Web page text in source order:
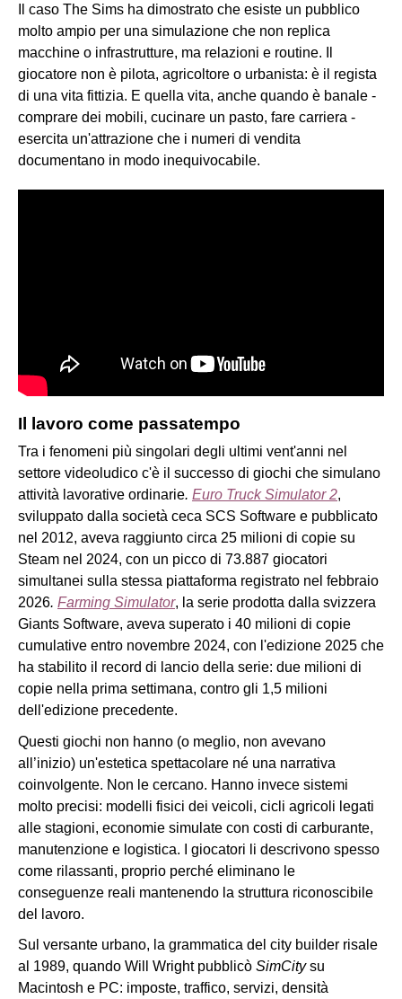
Il caso The Sims ha dimostrato che esiste un pubblico
molto ampio per una simulazione che non replica
macchine o infrastrutture, ma relazioni e routine. Il
giocatore non è pilota, agricoltore o urbanista: è il regista
di una vita fittizia. E quella vita, anche quando è banale -
comprare dei mobili, cucinare un pasto, fare carriera -
esercita un'attrazione che i numeri di vendita
documentano in modo inequivocabile.
Il lavoro come passatempo
Tra i fenomeni più singolari degli ultimi vent'anni nel
settore videoludico c'è il successo di giochi che simulano
attività lavorative ordinarie. Euro Truck Simulator 2,
sviluppato dalla società ceca SCS Software e pubblicato
nel 2012, aveva raggiunto circa 25 milioni di copie su
Steam nel 2024, con un picco di 73.887 giocatori
simultanei sulla stessa piattaforma registrato nel febbraio
2026. Farming Simulator, la serie prodotta dalla svizzera
Giants Software, aveva superato i 40 milioni di copie
cumulative entro novembre 2024, con l'edizione 2025 che
ha stabilito il record di lancio della serie: due milioni di
copie nella prima settimana, contro gli 1,5 milioni
dell'edizione precedente.
Questi giochi non hanno (o meglio, non avevano
all’inizio) un'estetica spettacolare né una narrativa
coinvolgente. Non le cercano. Hanno invece sistemi
molto precisi: modelli fisici dei veicoli, cicli agricoli legati
alle stagioni, economie simulate con costi di carburante,
manutenzione e logistica. I giocatori li descrivono spesso
come rilassanti, proprio perché eliminano le
conseguenze reali mantenendo la struttura riconoscibile
del lavoro.
Sul versante urbano, la grammatica del city builder risale
al 1989, quando Will Wright pubblicò SimCitysu
Macintosh e PC: imposte, traffico, servizi, densità